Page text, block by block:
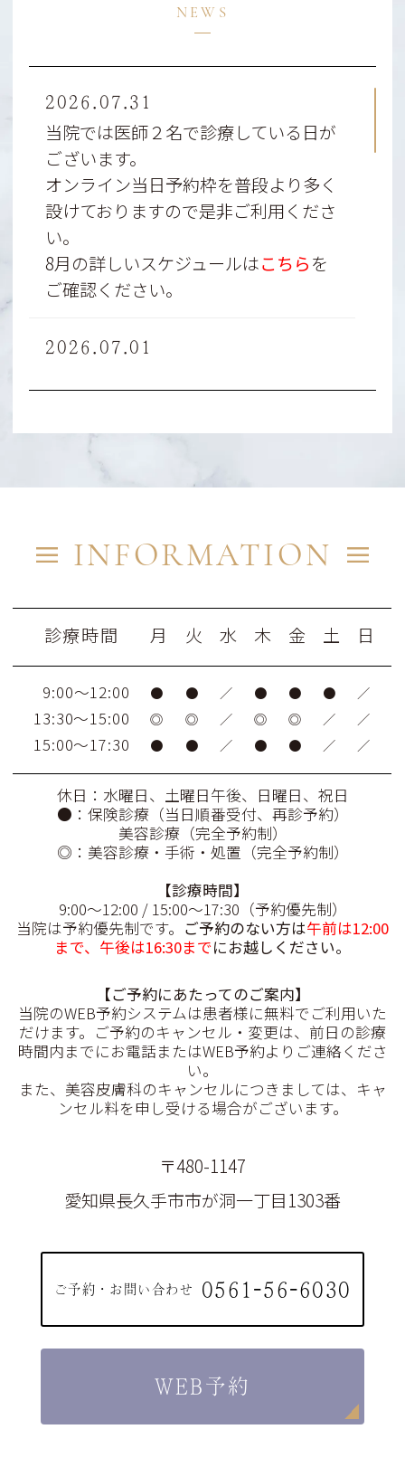
NEWS
2026.07.31
当院では医師２名で診療している日が
ございます。
オンライン当日予約枠を普段より多く
設けておりますので是非ご利用くださ
い。
8月の詳しいスケジュールはこちらを
ご確認ください。
2026.07.01
オンライン当日予約枠を普段より多く
設けておりますので是非ご利用くださ
い。
お盆の休診日のお知らせ
８月１１日（火）～８月１３日（木）
を休診日とさせていただきます。
連休前後は混雑が予想されます。お薬
の残量と休診期間をご考慮のうえお早
目のご受診をお願い致します。
ご不便をおかけいたしますが、何卒ご
理解とご協力の程よろしくお願い致し
ます。 すみとも皮膚科
2026.03.27
2026年4月1日より、薬価改定に伴うシ
詳しくはこちらをご覧ください。
2026.02.03
２０２６年２月２日より水光注射を始
詳しくはスタッフまでお声がけくださ
い。
INFORMATION
診療時間 月 火 水 木 金 土 日
9:00～12:00 ● ● ／ ● ● ● ／
13:30～15:00 ◎ ◎ ／ ◎ ◎ ／ ／
15:00～17:30 ● ● ／ ● ● ／ ／
休日：水曜日、土曜日午後、日曜日、祝日
●：保険診療（当日順番受付、再診予約）
美容診療（完全予約制）
◎：美容診療・手術・処置（完全予約制）
【診療時間】
9:00〜12:00 / 15:00〜17:30（予約優先制）
当院は予約優先制です。 ご予約のない方は午前は12:00
まで、午後は16:30までにお越しください。
【ご予約にあたってのご案内】
当院のWEB予約システムは患者様に無料でご利用いた
だけます。ご予約のキャンセル・変更は、前日の診療
時間内までにお電話またはWEB予約よりご連絡くださ
い。
また、美容皮膚科のキャンセルにつきましては、キャ
ンセル料を申し受ける場合がございます。
〒480-1147
愛知県長久手市市が洞一丁目1303番
ご予約・お問い合わせ 0561-56-6030
WEB予約